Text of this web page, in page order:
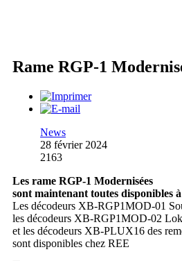
Rame RGP-1
News
28 février 2024
2163
Les rame RGP-1 Modernisées
sont maintenant toutes disponibles
Les décodeurs XB-RGP1MOD-01
les décodeurs XB-RGP1MOD-02
et les décodeurs XB-PLUX16 des
sont disponibles chez REE